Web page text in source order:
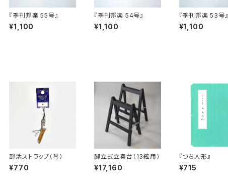
『季刊邦楽 55号』
¥1,100
『季刊邦楽 54号』
¥1,100
『季刊邦楽 53号』
¥1,100
部活ストラップ（琴）
¥770
脚立式立奏台（13絃用）
¥17,160
『つち人形』
¥715